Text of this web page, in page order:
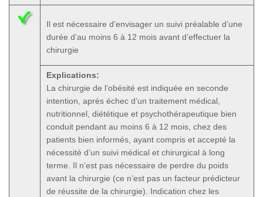
Il est nécessaire d’envisager un suivi préalable d’une
durée d’au moins 6 à 12 mois avant d’effectuer la
chirurgie
Explications:
La chirurgie de l’obésité est indiquée en seconde
intention, après échec d’un traitement médical,
nutritionnel, diététique et psychothérapeutique bien
conduit pendant au moins 6 à 12 mois, chez des
patients bien informés, ayant compris et accepté la
nécessité d’un suivi médical et chirurgical à long
terme. Il n’est pas nécessaire de perdre du poids
avant la chirurgie (ce n’est pas un facteur prédicteur
de réussite de la chirurgie). Indication chez les